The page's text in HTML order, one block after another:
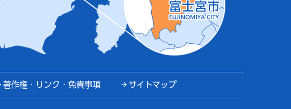
著作権・リンク・免責事項 サイトマップ